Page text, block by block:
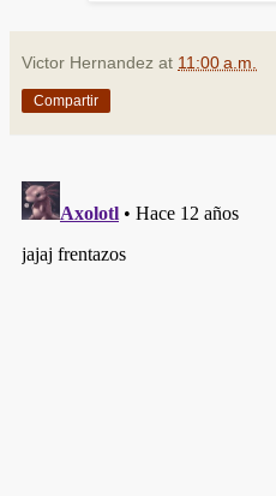
Victor Hernandez at 11:00 a.m.
Compartir